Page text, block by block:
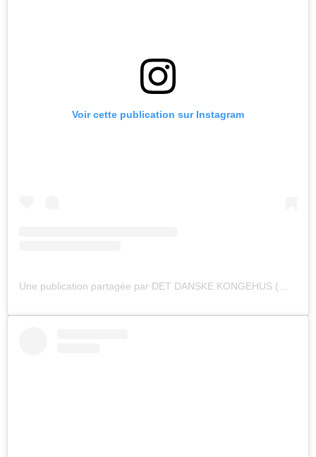
Voir cette publication sur Instagram
Une publication partagée par DET DANSKE KONGEHUS (@detdanskekongehus)